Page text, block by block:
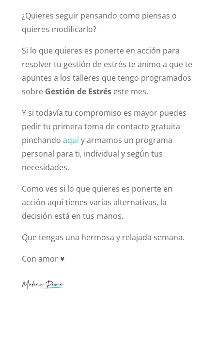
¿Quieres seguir pensando como piensas o
quieres modificarlo?
Si lo que quieres es ponerte en acción para
resolver tu gestión de estrés te animo a que te
apuntes a los talleres que tengo programados
sobre Gestión de Estrés este mes.
Y si todavía tu compromiso es mayor puedes
pedir tu primera toma de contacto gratuita
pinchando aquíy armamos un programa
personal para ti, individual y según tus
necesidades.
Como ves si lo que quieres es ponerte en
acción aquí tienes varias alternativas, la
decisión está en tus manos.
Que tengas una hermosa y relajada semana.
Con amor ♥